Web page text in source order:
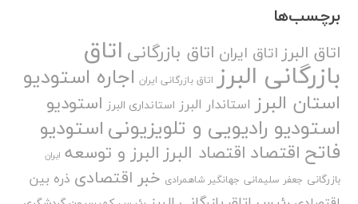
برچسب‌ها
اتاق البرز اتاق ایران اتاق بازرگانی اتاق
بازرگانی البرز اتاق بازرگانی ایران اجاره استودیو
استان البرز استاندار البرز استانداری البرز استودیو
استودیو رادیویی و تلویزیونیاستودیو
فاتح اقتصاد اقتصاد البرزالبرز و توسعه ایران
بازرگانی جعفر سلیمانی جهانگیر شاهمرادی خبر اقتصادی ذره بین